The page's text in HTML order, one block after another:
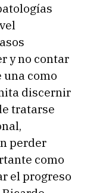
y no contar
como
discernir
tratarse
perder
como
el progreso